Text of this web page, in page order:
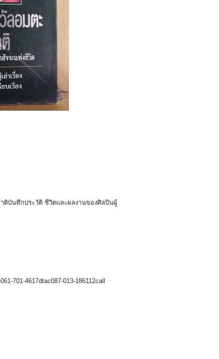
บันทึกประวัติ ชีวิตและผลงานของศิลปินผู้
701-4617dtac087-013-186112call